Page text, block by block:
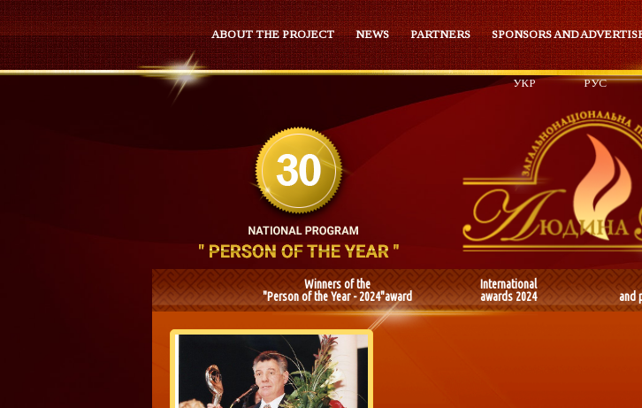
ABOUT THE PROJECT NEWS PARTNERS SPONSORS AND
УКР РУС
Winners of the
"Person of the Year - 2024"award
International
awards 2024
and